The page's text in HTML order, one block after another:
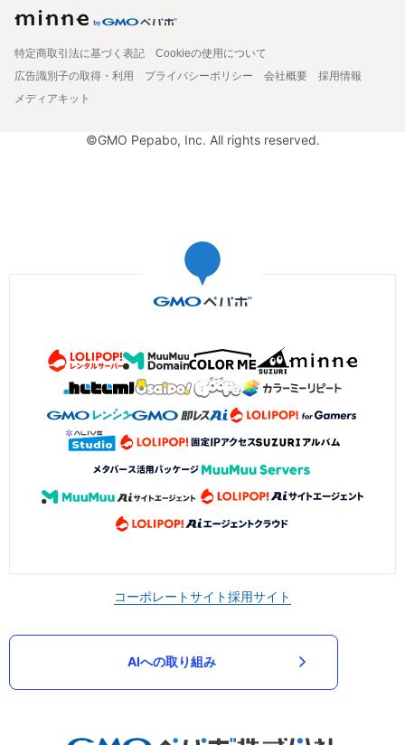
特定商取引法に基づく表記
Cookieの使用について
広告識別子の取得・利用
プライバシーポリシー 会社概要
採用情報
メディアキット
©GMO Pepabo, Inc. All rights reserved.
コーポレートサイト採用サイト
AIへの取り組み